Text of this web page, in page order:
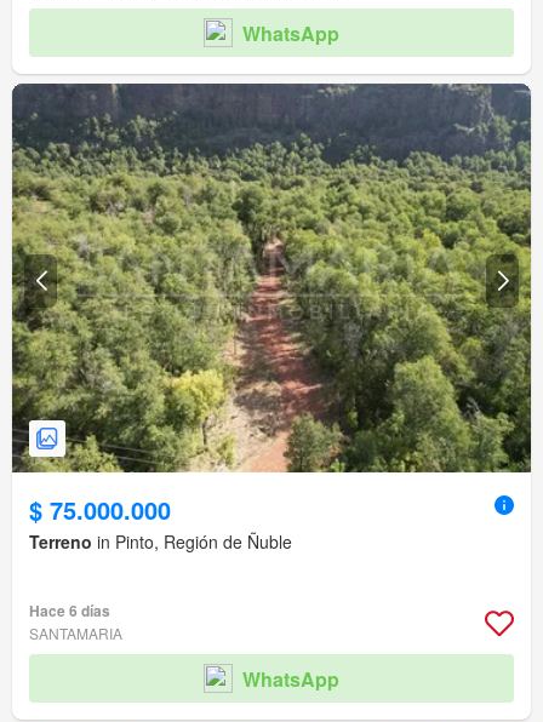
WhatsApp
$ 75.000.000
Terreno in Pinto, Región de Ñuble
Hace 6 días
SANTAMARIA
WhatsApp